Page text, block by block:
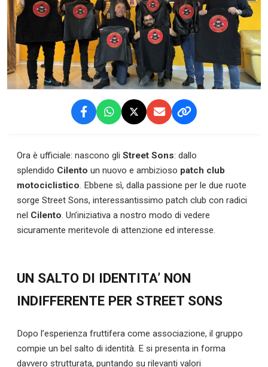
Ora è ufficiale: nascono gli Street Sons: dallo
splendido Cilento un nuovo e ambizioso patch club
motociclistico. Ebbene sì, dalla passione per le due ruote
sorge Street Sons, interessantissimo patch club con radici
nel Cilento. Un’iniziativa a nostro modo di vedere
sicuramente meritevole di attenzione ed interesse.
UN SALTO DI IDENTITA’ NON
INDIFFERENTE PER STREET SONS
Dopo l’esperienza fruttifera come associazione, il gruppo
compie un bel salto di identità. E si presenta in forma
davvero strutturata, puntando su rilevanti valori